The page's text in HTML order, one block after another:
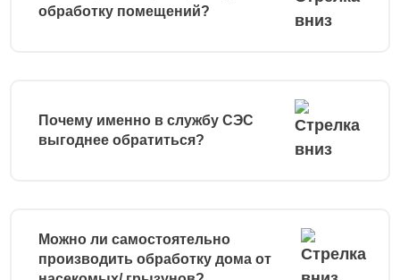
обработку помещений?
Почему именно в службу СЭС
выгоднее обратиться?
Можно ли самостоятельно
производить обработку дома от